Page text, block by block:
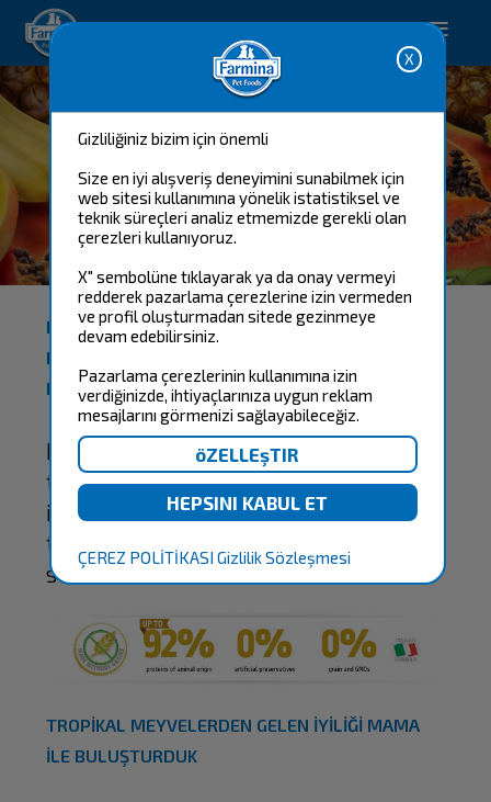
Gizliliğiniz bizim için önemli
Size en iyi alışveriş deneyimini sunabilmek için
web sitesi kullanımına yönelik istatistiksel ve
teknik süreçleri analiz etmemizde gerekli olan
çerezleri kullanıyoruz.
X" sembolüne tıklayarak ya da onay vermeyi
redderek pazarlama çerezlerine izin vermeden
ve profil oluşturmadan sitede gezinmeye
devam edebilirsiniz.
Pazarlama çerezlerinin kullanımına izin
verdiğinizde, ihtiyaçlarınıza uygun reklam
mesajlarını görmenizi sağlayabileceğiz.
ÇEREZ POLİTİKASI Gizlilik Sözleşmesi
Happy pet. Happy you.
Happy pet. Happy you.
N&D TROPICAL
PATILI ÇOCUĞUNUZUN IYILIĞI IÇIN TROPIKAL
MEYVELERDEN;
N&D TROPICAL SELECTION
N&D Tropical Selection, Farmina
tarafından kedi ve köpeklerin iyiliği
için çeşitli tropikal meyveler ve ata
tahıl ile hazırlanmış yeni mama
serisidir.
TROPİKAL MEYVELERDEN GELEN İYİLİĞİ MAMA
İLE BULUŞTURDUK